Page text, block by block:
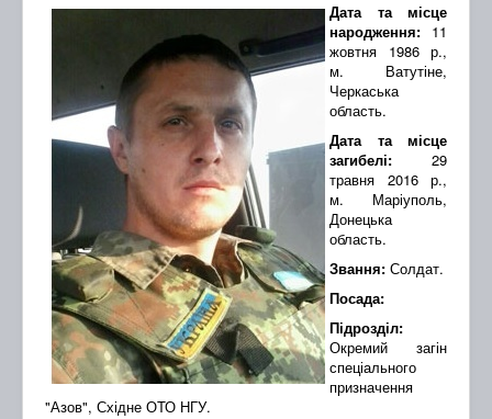
Дата та місце
народження: 11
жовтня 1986 р.,
м. Ватутіне,
Черкаська
область.
Дата та місце
загибелі: 29
травня 2016 р.,
м. Маріуполь,
Донецька
область.
Звання: Солдат.
Посада:
Підрозділ:
Окремий загін
спеціального
призначення
"Азов", Східне ОТО НГУ.